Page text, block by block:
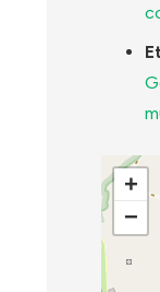
+
−